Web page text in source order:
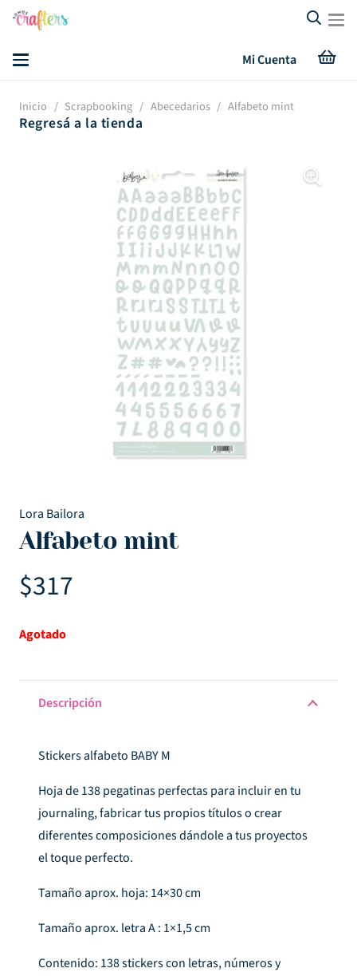
Mi Cuenta
Inicio / Scrapbooking / Abecedarios / Alfabeto mint
Regresá a la tienda
Lora Bailora
Alfabeto mint
$317
Agotado
Descripción
Stickers alfabeto BABY M
Hoja de 138 pegatinas perfectas para incluir en tu
journaling, fabricar tus propios títulos o crear
diferentes composiciones dándole a tus proyectos
el toque perfecto.
Tamaño aprox. hoja: 14×30 cm
Tamaño aprox. letra A : 1×1,5 cm
Contenido: 138 stickers con letras, números y